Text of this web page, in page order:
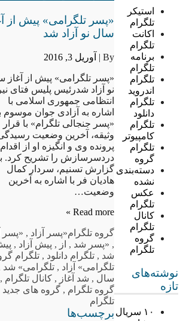
استیکر
تلگرام
اکانت
تلگرام
برنامه
تلگرام
تلگرام
اندروید
تلگرام
دانلود
تلگرام
کامپیوتر
تلگرام
گروه
دسته‌بندی
نشده
عکس
تلگرام
کانال
تلگرام
گروه
تلگرام
نوشته‌های
تازه
۱۰ سریال
«پسر تلگرامی» پیش از
سال نو آزاد شد
By | آوریل 3, 2016
«پسر تلگرامی» پیش از آغاز
نو آزاد شدرئیس پلیس فتای
انتظامی جمهوری اسلامی با
اشاره به آزادی جوان موسوم
«پسر جنجالی تلگرام» با قرار
وثیقه، آخرین وضعیت
پرونده وی و انگیزه او از اقدام
دردسرسازش را تشریح کرد.
گزارش تسنیم، سردار کمال
هادیان فر با اشاره به آخرین
وضعیت…
Read more »
گروه تلگرام«پسر آزاد , «پسر
, «پسر شد , از , پیش آزاد ,
شد , تلگرام دانلود , تلگرام
تلگرامی» آزاد , تلگرامی» شد
سال , شد آغاز , کانال تلگرام ,
گروه تلگرام , گروه های جدید
تلگرام
برچسب‌ها